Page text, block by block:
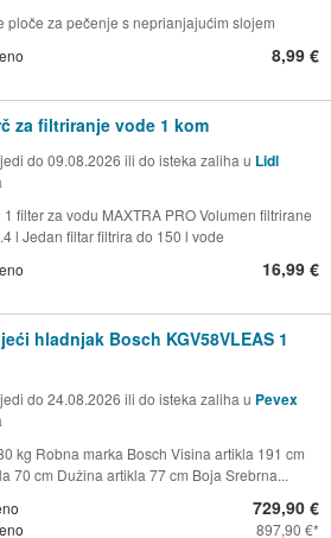
ploče za pečenje s neprianjajućim slojem
8,99 €
za filtriranje vode 1 kom
do 09.08.2026 ili do isteka zaliha u Lidl
filter za vodu MAXTRA PRO Volumen filtrirane
l Jedan filtar filtrira do 150 l vode
16,99 €
hladnjak Bosch KGV58VLEAS 1
do 24.08.2026 ili do isteka zaliha u Pevex
kg Robna marka Bosch Visina artikla 191 cm
70 cm Dužina artikla 77 cm Boja Srebrna...
729,90 €
897,90 €